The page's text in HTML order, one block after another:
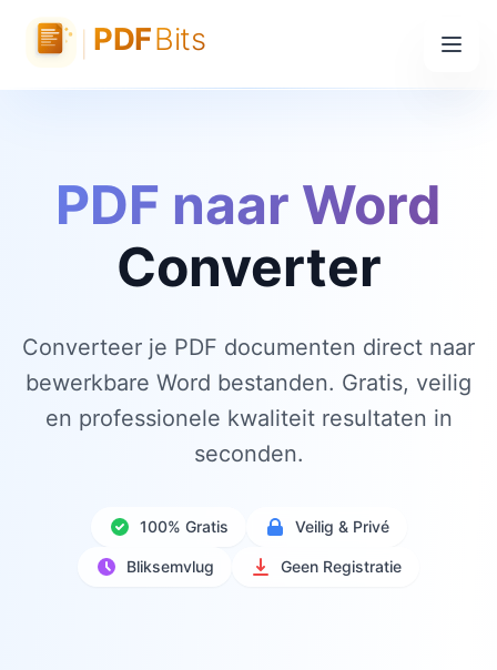
PDF naar Word
Converter
Converteer je PDF documenten direct naar
bewerkbare Word bestanden. Gratis, veilig
en professionele kwaliteit resultaten in
seconden.
100% Gratis Veilig & Privé
Bliksemvlug Geen Registratie